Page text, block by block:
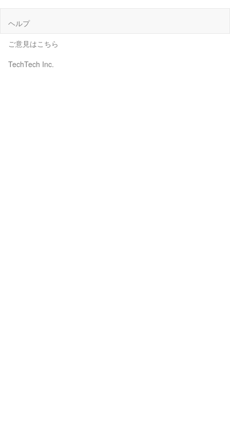
ヘルプ
ご意見はこちら
TechTech Inc.